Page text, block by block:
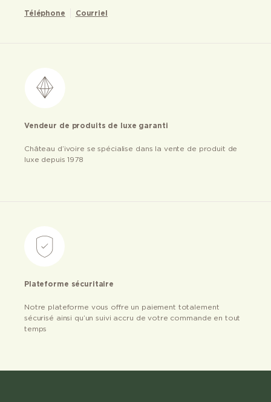
Téléphone Courriel
Vendeur de produits de luxe garanti
Château d’ivoire se spécialise dans la vente de produit de
luxe depuis 1978
Plateforme sécuritaire
Notre plateforme vous offre un paiement totalement
sécurisé ainsi qu’un suivi accru de votre commande en tout
temps